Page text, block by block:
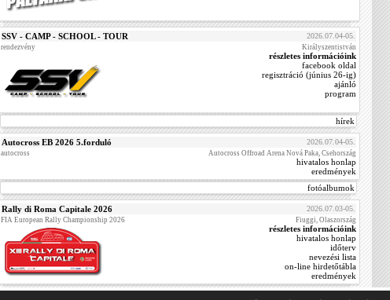
SSV - CAMP - SCHOOL - TOUR 2026.07.04-05.
rendezvény Királyszentistván
részletes információink
facebook oldal
regisztráció (június 26-ig)
ajánló
program
hírek
Autocross EB 2026 5.forduló 2026.07.04-05.
autocross Autocross Offroad Arena Nová Paka, Csehország
hivatalos honlap
eredmények
fotóalbumok
Rally di Roma Capitale 2026 2026.07.03-05.
FIA European Rally Championship 2026 Fiuggi, Olaszország
részletes információink
hivatalos honlap
időterv
nevezési lista
on-line hirdetőtábla
eredmények